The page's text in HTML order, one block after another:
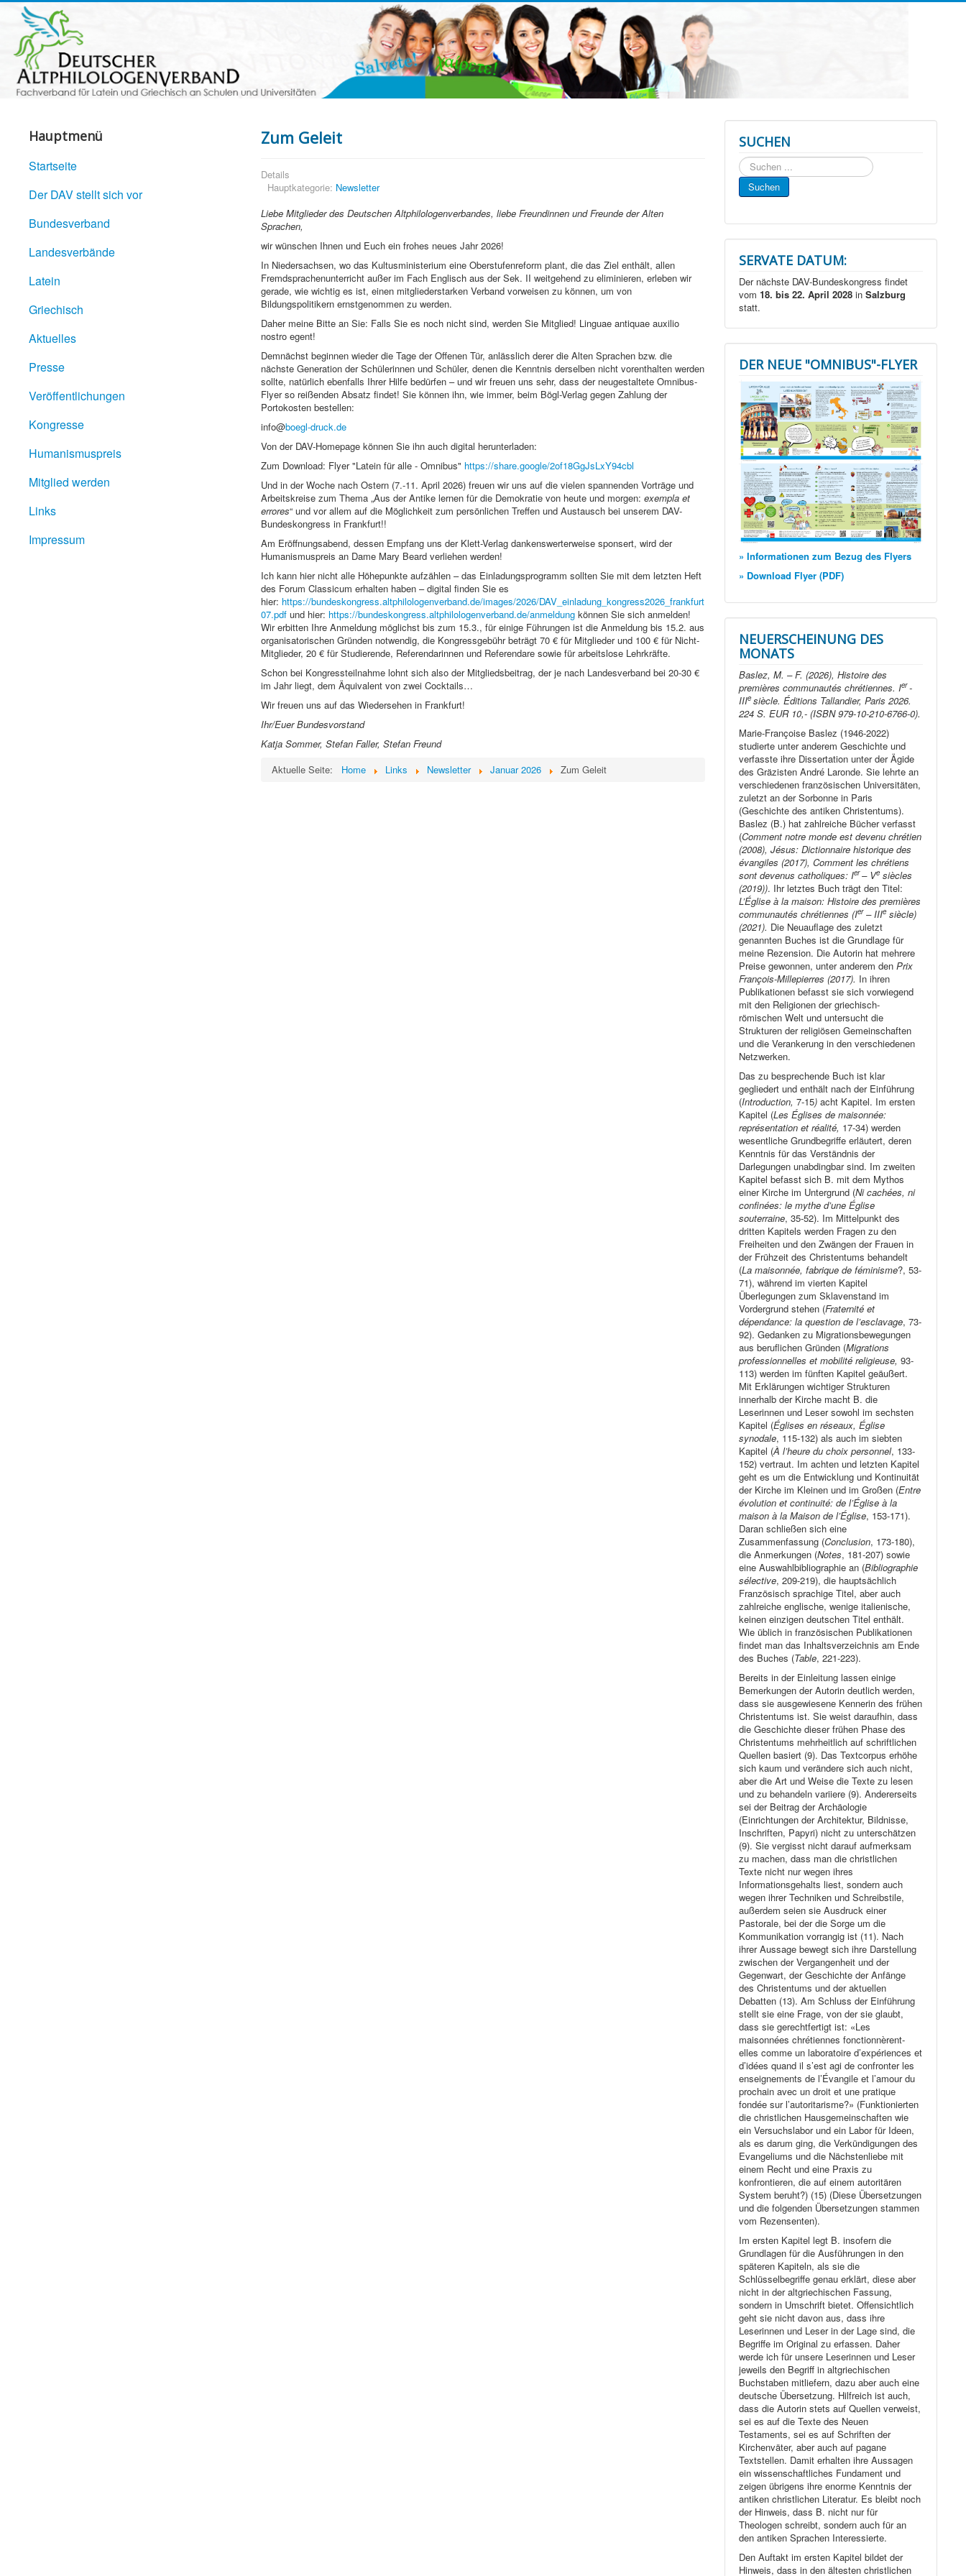
Hauptmenü
Startseite
Der DAV stellt sich vor
Bundesverband
Landesverbände
Latein
Griechisch
Aktuelles
Presse
Veröffentlichungen
Kongresse
Humanismuspreis
Mitglied werden
Links
Impressum
Zum Geleit
Details
Hauptkategorie: Newsletter
Liebe Mitglieder des Deutschen Altphilologenverbandes, liebe Freundinnen und Freunde der Alten
Sprachen,
wir wünschen Ihnen und Euch ein frohes neues Jahr 2026!
In Niedersachsen, wo das Kultusministerium eine Oberstufenreform plant, die das Ziel enthält, allen
Fremdsprachenunterricht außer im Fach Englisch aus der Sek. II weitgehend zu eliminieren, erleben wir
gerade, wie wichtig es ist, einen mitgliederstarken Verband vorweisen zu können, um von
Bildungspolitikern ernstgenommen zu werden.
Daher meine Bitte an Sie: Falls Sie es noch nicht sind, werden Sie Mitglied! Linguae antiquae auxilio
nostro egent!
Demnächst beginnen wieder die Tage der Offenen Tür, anlässlich derer die Alten Sprachen bzw. die
nächste Generation der Schülerinnen und Schüler, denen die Kenntnis derselben nicht vorenthalten werden
sollte, natürlich ebenfalls Ihrer Hilfe bedürfen – und wir freuen uns sehr, dass der neugestaltete Omnibus-
Flyer so reißenden Absatz findet! Sie können ihn, wie immer, beim Bögl-Verlag gegen Zahlung der
Portokosten bestellen:
info@boegl-druck.de
Von der DAV-Homepage können Sie ihn auch digital herunterladen:
Zum Download: Flyer "Latein für alle - Omnibus" https://share.google/2of18GgJsLxY94cbl
Und in der Woche nach Ostern (7.-11. April 2026) freuen wir uns auf die vielen spannenden Vorträge und
Arbeitskreise zum Thema „Aus der Antike lernen für die Demokratie von heute und morgen: exempla et
errores“ und vor allem auf die Möglichkeit zum persönlichen Treffen und Austausch bei unserem DAV-
Bundeskongress in Frankfurt!!
Am Eröffnungsabend, dessen Empfang uns der Klett-Verlag dankenswerterweise sponsert, wird der
Humanismuspreis an Dame Mary Beard verliehen werden!
Ich kann hier nicht alle Höhepunkte aufzählen – das Einladungsprogramm sollten Sie mit dem letzten Heft
des Forum Classicum erhalten haben – digital finden Sie es
hier: https://bundeskongress.altphilologenverband.de/images/2026/DAV_einladung_kongress2026_frankfurt
07.pdfund hier: https://bundeskongress.altphilologenverband.de/anmeldungkönnen Sie sich anmelden!
Wir erbitten Ihre Anmeldung möglichst bis zum 15.3., für einige Führungen ist die Anmeldung bis 15.2. aus
organisatorischen Gründen notwendig, die Kongressgebühr beträgt 70 € für Mitglieder und 100 € für Nicht-
Mitglieder, 20 € für Studierende, Referendarinnen und Referendare sowie für arbeitslose Lehrkräfte.
Schon bei Kongressteilnahme lohnt sich also der Mitgliedsbeitrag, der je nach Landesverband bei 20-30 €
im Jahr liegt, dem Äquivalent von zwei Cocktails…
Wir freuen uns auf das Wiedersehen in Frankfurt!
Ihr/Euer Bundesvorstand
Katja Sommer, Stefan Faller, Stefan Freund
Aktuelle Seite:
Home Links Newsletter Januar 2026 Zum Geleit
SUCHEN
Suchen
...
Suchen
SERVATE DATUM:
Der nächste DAV-Bundeskongress findet
vom18. bis 22. April 2028 inSalzburg
statt.
DER NEUE "OMNIBUS"-FLYER
» Informationen zum Bezug des Flyers
» Download Flyer (PDF)
NEUERSCHEINUNG DES
MONATS
Baslez, M. – F. (2026), Histoire des
premières communautés chrétiennes. Ier-
IIIe siècle. Éditions Tallandier, Paris 2026.
224 S. EUR 10,- (ISBN 979-10-210-6766-0).
Marie-Françoise Baslez (1946-2022)
studierte unter anderem Geschichte und
verfasste ihre Dissertation unter der Ägide
des Gräzisten André Laronde. Sie lehrte an
verschiedenen französischen Universitäten,
zuletzt an der Sorbonne in Paris
(Geschichte des antiken Christentums).
Baslez (B.) hat zahlreiche Bücher verfasst
(Comment notre monde est devenu chrétien
(2008), Jésus: Dictionnaire historique des
évangiles (2017), Comment les chrétiens
sont devenus catholiques: Ier– Ve siècles
(2019)). Ihr letztes Buch trägt den Titel:
L’Église à la maison: Histoire des premières
communautés chrétiennes (Ier– IIIe siècle)
(2021). Die Neuauflage des zuletzt
genannten Buches ist die Grundlage für
meine Rezension. Die Autorin hat mehrere
Preise gewonnen, unter anderem denPrix
François-Millepierres (2017). In ihren
Publikationen befasst sie sich vorwiegend
mit den Religionen der griechisch-
römischen Welt und untersucht die
Strukturen der religiösen Gemeinschaften
und die Verankerung in den verschiedenen
Netzwerken.
Das zu besprechende Buch ist klar
gegliedert und enthält nach der Einführung
(Introduction,7-15)acht Kapitel. Im ersten
Kapitel (Les Églises de maisonnée:
représentation et réalité, 17-34) werden
wesentliche Grundbegriffe erläutert, deren
Kenntnis für das Verständnis der
Darlegungen unabdingbar sind. Im zweiten
Kapitel befasst sich B. mit dem Mythos
einer Kirche im Untergrund (Ni cachées, ni
confinées: le mythe d’une Église
souterraine, 35-52). Im Mittelpunkt des
dritten Kapitels werden Fragen zu den
Freiheiten und den Zwängen der Frauen in
der Frühzeit des Christentums behandelt
(La maisonnée, fabrique de féminisme?, 53-
71), während im vierten Kapitel
Überlegungen zum Sklavenstand im
Vordergrund stehen (Fraternité et
dépendance: la question de l’esclavage, 73-
92). Gedanken zu Migrationsbewegungen
aus beruflichen Gründen (Migrations
professionnelles et mobilité religieuse,93-
113) werden im fünften Kapitel geäußert.
Mit Erklärungen wichtiger Strukturen
innerhalb der Kirche macht B. die
Leserinnen und Leser sowohl im sechsten
Kapitel (Églises en réseaux, Église
synodale, 115-132) als auch im siebten
Kapitel (À l’heure du choix personnel, 133-
152) vertraut. Im achten und letzten Kapitel
geht es um die Entwicklung und Kontinuität
der Kirche im Kleinen und im Großen (Entre
évolution et continuité: de l’Église à la
maison à la Maison de l’Église, 153-171).
Daran schließen sich eine
Zusammenfassung (Conclusion, 173-180),
die Anmerkungen (Notes, 181-207) sowie
eine Auswahlbibliographie an (Bibliographie
sélective, 209-219), die hauptsächlich
Französisch sprachige Titel, aber auch
zahlreiche englische, wenige italienische,
keinen einzigen deutschen Titel enthält.
Wie üblich in französischen Publikationen
findet man das Inhaltsverzeichnis am Ende
des Buches (Table, 221-223).
Bereits in der Einleitung lassen einige
Bemerkungen der Autorin deutlich werden,
dass sie ausgewiesene Kennerin des frühen
Christentums ist. Sie weist daraufhin, dass
die Geschichte dieser frühen Phase des
Christentums mehrheitlich auf schriftlichen
Quellen basiert (9). Das Textcorpus erhöhe
sich kaum und verändere sich auch nicht,
aber die Art und Weise die Texte zu lesen
und zu behandeln variiere (9). Andererseits
sei der Beitrag der Archäologie
(Einrichtungen der Architektur, Bildnisse,
Inschriften, Papyri) nicht zu unterschätzen
(9). Sie vergisst nicht darauf aufmerksam
zu machen, dass man die christlichen
Texte nicht nur wegen ihres
Informationsgehalts liest, sondern auch
wegen ihrer Techniken und Schreibstile,
außerdem seien sie Ausdruck einer
Pastorale, bei der die Sorge um die
Kommunikation vorrangig ist (11). Nach
ihrer Aussage bewegt sich ihre Darstellung
zwischen der Vergangenheit und der
Gegenwart, der Geschichte der Anfänge
des Christentums und der aktuellen
Debatten (13). Am Schluss der Einführung
stellt sie eine Frage, von der sie glaubt,
dass sie gerechtfertigt ist: «Les
maisonnées chrétiennes fonctionnèrent-
elles comme un laboratoire d’expériences et
d’idées quand il s’est agi de confronter les
enseignements de l’Évangile et l’amour du
prochain avec un droit et une pratique
fondée sur l’autoritarisme?» (Funktionierten
die christlichen Hausgemeinschaften wie
ein Versuchslabor und ein Labor für Ideen,
als es darum ging, die Verkündigungen des
Evangeliums und die Nächstenliebe mit
einem Recht und eine Praxis zu
konfrontieren, die auf einem autoritären
System beruht?) (15) (Diese Übersetzungen
und die folgenden Übersetzungen stammen
vom Rezensenten).
Im ersten Kapitel legt B. insofern die
Grundlagen für die Ausführungen in den
späteren Kapiteln, als sie die
Schlüsselbegriffe genau erklärt, diese aber
nicht in der altgriechischen Fassung,
sondern in Umschrift bietet. Offensichtlich
geht sie nicht davon aus, dass ihre
Leserinnen und Leser in der Lage sind, die
Begriffe im Original zu erfassen. Daher
werde ich für unsere Leserinnen und Leser
jeweils den Begriff in altgriechischen
Buchstaben mitliefern, dazu aber auch eine
deutsche Übersetzung. Hilfreich ist auch,
dass die Autorin stets auf Quellen verweist,
sei es auf die Texte des Neuen
Testaments, sei es auf Schriften der
Kirchenväter, aber auch auf pagane
Textstellen. Damit erhalten ihre Aussagen
ein wissenschaftliches Fundament und
zeigen übrigens ihre enorme Kenntnis der
antiken christlichen Literatur. Es bleibt noch
der Hinweis, dass B. nicht nur für
Theologen schreibt, sondern auch für an
den antiken Sprachen Interessierte.
Den Auftakt im ersten Kapitel bildet der
Hinweis, dass in den ältesten christlichen